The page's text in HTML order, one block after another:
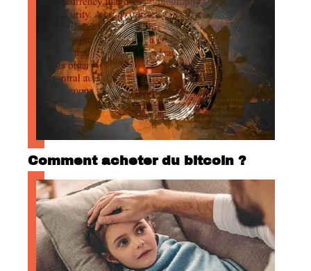
Comment acheter du bitcoin ?